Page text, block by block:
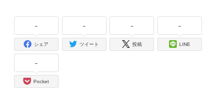
-
シェア
-
ツイート
-
投稿
-
LINE
-
Pocket